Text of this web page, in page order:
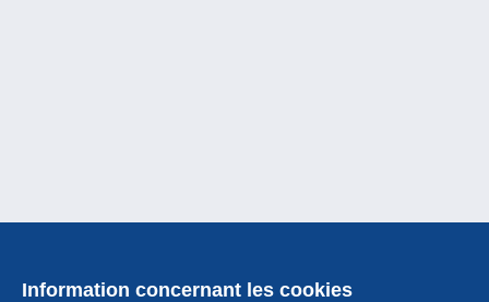
Information concernant les cookies